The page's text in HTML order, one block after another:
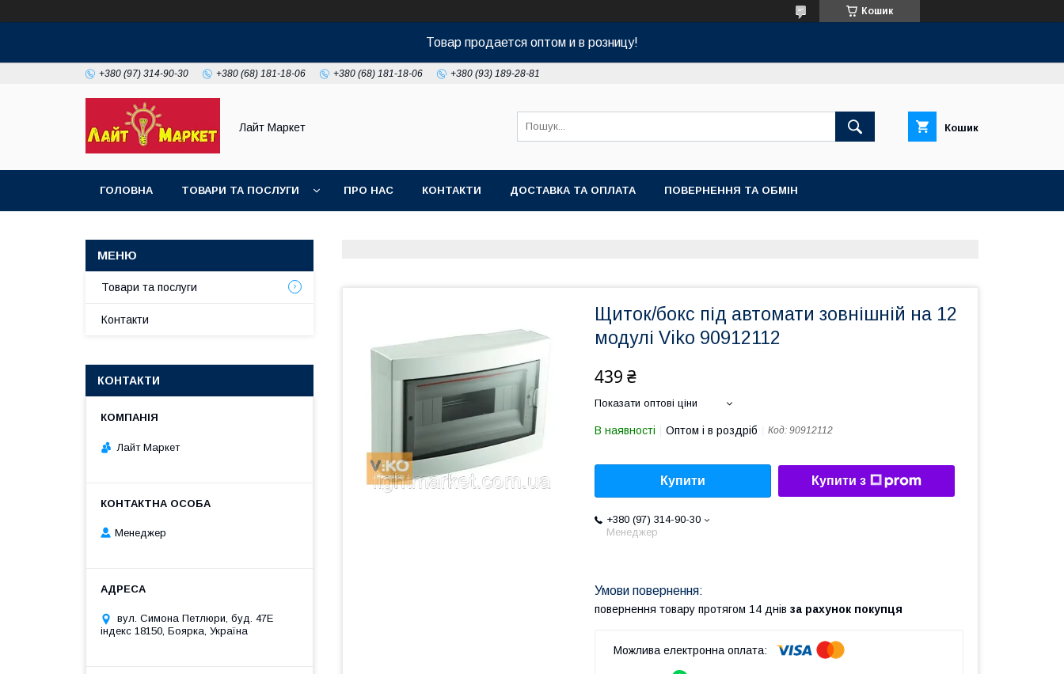
Кошик
Товар продается оптом и в розницу!
+380 (97) 314-90-30 +380 (68) 181-18-06 +380 (68) 181-18-06 +380 (93) 189-28-81
Лайт Маркет Кошик
ГОЛОВНА ТОВАРИ ТА ПОСЛУГИ ПРО НАС КОНТАКТИ ДОСТАВКА ТА ОПЛАТА ПОВЕРНЕННЯ ТА ОБМІН
Щиток/бокс під автомати зовнішній на 12
модулі Viko 90912112
439 ₴
Показати оптові ціни
В наявності Оптом і в роздріб Код: 90912112
Купити Купити з
+380 (97) 314-90-30
Менеджер
повернення товару протягом 14 днів за рахунок покупця
Товари та послуги
Контакти
КОНТАКТИ
Лайт Маркет
Менеджер
вул. Симона Петлюри, буд. 47Е
індекс 18150, Боярка, Україна